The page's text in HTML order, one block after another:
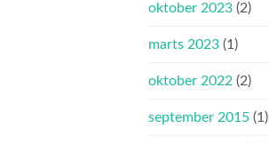
oktober 2023 (2)
marts 2023 (1)
oktober 2022 (2)
september 2015 (1)